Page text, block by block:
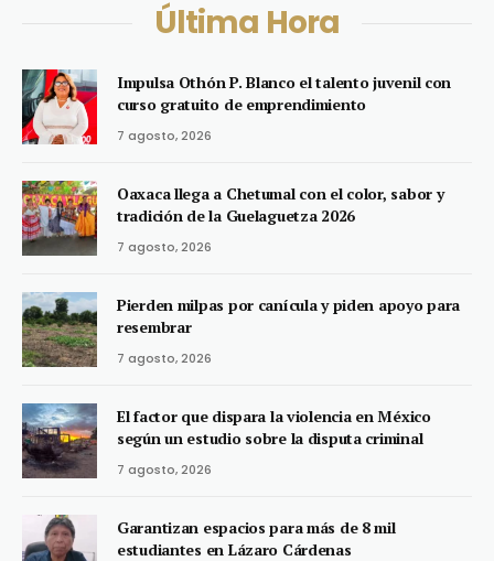
Última Hora
Impulsa Othón P. Blanco el talento juvenil con
curso gratuito de emprendimiento
7 agosto, 2026
Oaxaca llega a Chetumal con el color, sabor y
tradición de la Guelaguetza 2026
7 agosto, 2026
Pierden milpas por canícula y piden apoyo para
resembrar
7 agosto, 2026
El factor que dispara la violencia en México
según un estudio sobre la disputa criminal
7 agosto, 2026
Garantizan espacios para más de 8 mil
estudiantes en Lázaro Cárdenas